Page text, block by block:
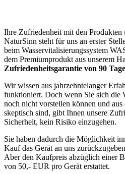
Ihre Zufriedenheit mit den Produkten
NaturSinn steht für uns an erster
beim Wasservitalisierungssystem
dem Premiumprodukt aus unserem
Zufriedenheitsgarantie von 90
Wir wissen aus jahrzehntelanger
funktioniert. Doch wenn Sie sich die
noch nicht vorstellen können und
skeptisch sind, gibt Ihnen unsere
Sicherheit, kein Risiko einzugehen.
Sie haben dadurch die Möglichkeit
Kauf das Gerät an uns
Aber den Kaufpreis abzüglich einer
von 50,- EUR pro Gerät erstattet.